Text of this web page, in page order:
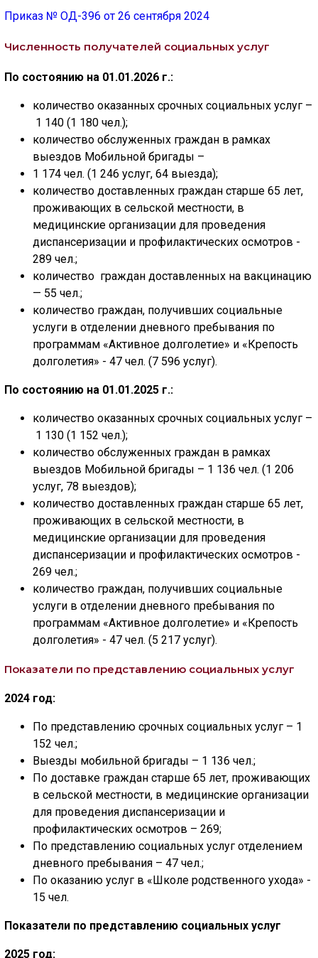
Приказ № ОД-396 от 26 сентября 2024
Численность получателей социальных услуг
По состоянию на 01.01.2026 г.:
количество оказанных срочных социальных услуг –
1 140 (1 180 чел.);
количество обслуженных граждан в рамках
выездов Мобильной бригады –
1 174 чел. (1 246 услуг, 64 выезда);
количество доставленных граждан старше 65 лет,
проживающих в сельской местности, в
медицинские организации для проведения
диспансеризации и профилактических осмотров -
289 чел.;
количество граждан доставленных на вакцинацию
— 55 чел.;
количество граждан, получивших социальные
услуги в отделении дневного пребывания по
программам «Активное долголетие» и «Крепость
долголетия» - 47 чел. (7 596 услуг).
По состоянию на 01.01.2025 г.:
количество оказанных срочных социальных услуг –
1 130 (1 152 чел.);
количество обслуженных граждан в рамках
выездов Мобильной бригады – 1 136 чел. (1 206
услуг, 78 выездов);
количество доставленных граждан старше 65 лет,
проживающих в сельской местности, в
медицинские организации для проведения
диспансеризации и профилактических осмотров -
269 чел.;
количество граждан, получивших социальные
услуги в отделении дневного пребывания по
программам «Активное долголетие» и «Крепость
долголетия» - 47 чел. (5 217 услуг).
Показатели по представлению социальных услуг
2024 год:
По представлению срочных социальных услуг – 1
152 чел.;
Выезды мобильной бригады – 1 136 чел.;
По доставке граждан старше 65 лет, проживающих
в сельской местности, в медицинские организации
для проведения диспансеризации и
профилактических осмотров – 269;
По представлению социальных услуг отделением
дневного пребывания – 47 чел.;
По оказанию услуг в «Школе родственного ухода» -
15 чел.
Показатели по представлению социальных услуг
2025 год: